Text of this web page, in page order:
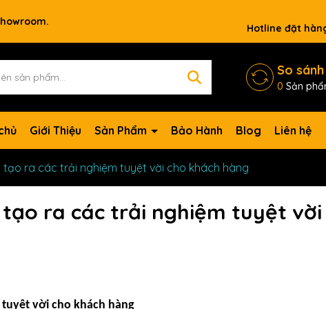
Hotline đặt
So sánh
0 Sản
Giới Thiệu Sản Phẩm Bảo Hành Blog Liên hệ
ra các trải nghiệm tuyệt vời cho khách hàng
ra các trải nghiệm tuyệt vời
vời cho khách hàng